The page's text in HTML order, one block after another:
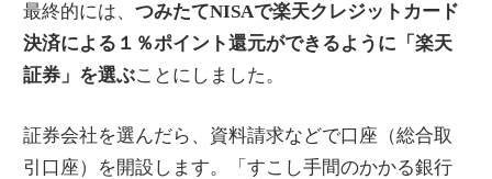
最終的には、つみたてNISAで楽天クレジットカード
決済による１％ポイント還元ができるように「楽天
証券」を選ぶことにしました。
証券会社を選んだら、資料請求などで口座（総合取
引口座）を開設します。「すこし手間のかかる銀行